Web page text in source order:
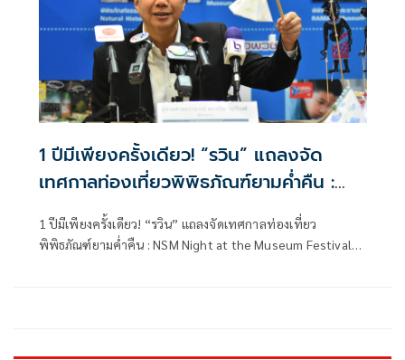
1 ปีมีเพียงครั้งเดียว! “รวิน” แถลงจัด
เทศกาลท่องเที่ยวพิพิธภัณฑ์ยามค่ำคืน :
NSM Night at the Museum Festival
2024
1 ปีมีเพียงครั้งเดียว! “รวิน” แถลงจัดเทศกาลท่องเที่ยว
พิพิธภัณฑ์ยามค่ำคืน : NSM Night at the Museum Festival